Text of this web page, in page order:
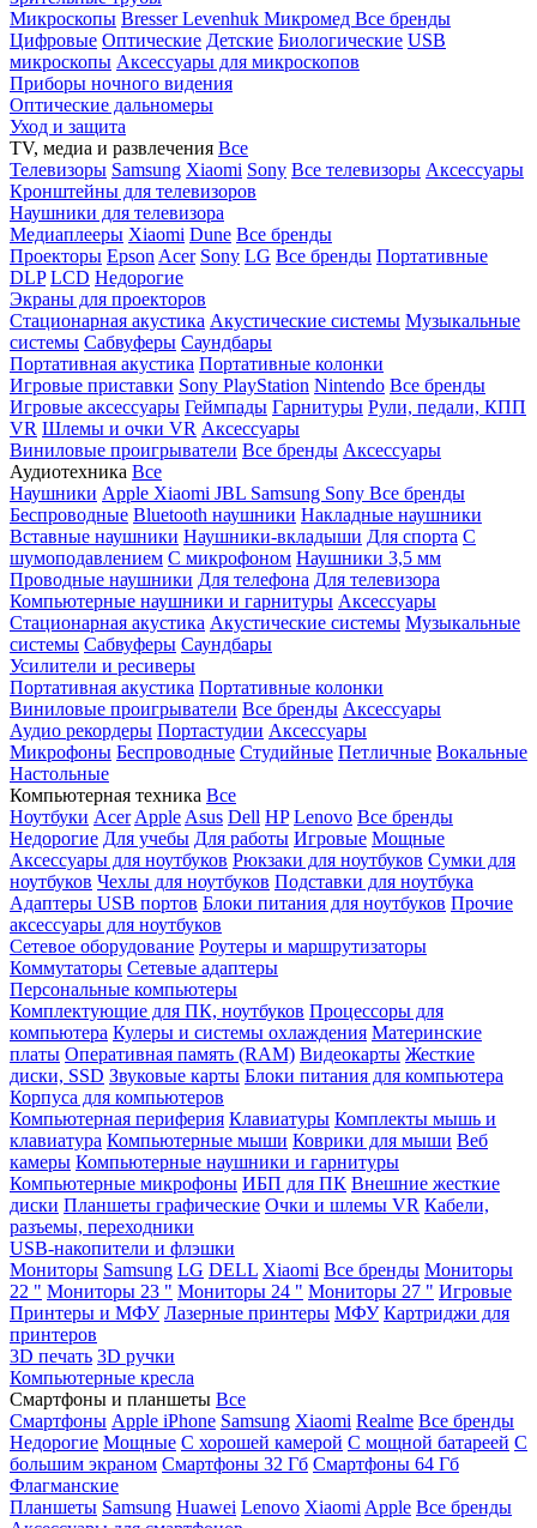
Микроскопы BresserLevenhuk Микромед Все бренды
Цифровые Оптические Детские Биологические USB
микроскопы Аксессуары для микроскопов
Приборы ночного видения
Оптические дальномеры
Уход и защита
TV, медиа и развлечения Все
Телевизоры Samsung Xiaomi Sony Все телевизоры Аксессуары
Кронштейны для телевизоров
Наушники для телевизора
Медиаплееры Xiaomi Dune Все бренды
Проекторы Epson Acer Sony LG Все бренды Портативные
DLP LCD Недорогие
Экраны для проекторов
Стационарная акустика Акустические системы Музыкальные
системы Сабвуферы Саундбары
Портативная акустика Портативные колонки
Игровые приставки Sony PlayStation Nintendo Все бренды
Игровые аксессуары Геймпады Гарнитуры Рули, педали, КПП
VR Шлемы и очки VR Аксессуары
Виниловые проигрыватели Все бренды Аксессуары
Аудиотехника Все
Наушники Apple Xiaomi JBL Samsung Sony Все бренды
Беспроводные Bluetooth наушники Накладные наушники
Вставные наушники Наушники-вкладыши Для спорта С
шумоподавлением С микрофоном Наушники 3,5 мм
Проводные наушники Для телефона Для телевизора
Компьютерные наушники и гарнитуры Аксессуары
Стационарная акустика Акустические системы Музыкальные
системы Сабвуферы Саундбары
Усилители и ресиверы
Портативная акустика Портативные колонки
Виниловые проигрыватели Все бренды Аксессуары
Аудио рекордеры Портастудии Аксессуары
Микрофоны Беспроводные Студийные Петличные Вокальные
Настольные
Компьютерная техника Все
Ноутбуки Acer Apple Asus Dell HP Lenovo Все бренды
Недорогие Для учебы Для работы Игровые Мощные
Аксессуары для ноутбуков Рюкзаки для ноутбуков Сумки для
ноутбуков Чехлы для ноутбуков Подставки для ноутбука
Адаптеры USB портов Блоки питания для ноутбуков Прочие
аксессуары для ноутбуков
Сетевое оборудование Роутеры и маршрутизаторы
Коммутаторы Сетевые адаптеры
Персональные компьютеры
Комплектующие для ПК, ноутбуков Процессоры для
компьютера Кулеры и системы охлаждения Материнские
платы Оперативная память (RAM) Видеокарты Жесткие
диски, SSD Звуковые карты Блоки питания для компьютера
Корпуса для компьютеров
Компьютерная периферия Клавиатуры Комплекты мышь и
клавиатура Компьютерные мыши Коврики для мыши Веб
камеры Компьютерные наушники и гарнитуры
Компьютерные микрофоны ИБП для ПК Внешние жесткие
диски Планшеты графические Очки и шлемы VR Кабели,
разъемы, переходники
USB-накопители и флэшки
Мониторы Samsung LG DELL Xiaomi Все бренды Мониторы
22 " Мониторы 23 " Мониторы 24 " Мониторы 27 " Игровые
Принтеры и МФУ Лазерные принтеры МФУ Картриджи для
принтеров
3D печать 3D ручки
Компьютерные кресла
Смартфоны и планшеты Все
Смартфоны Apple iPhone Samsung Xiaomi Realme Все бренды
Недорогие Мощные С хорошей камерой С мощной батареей С
большим экраном Смартфоны 32 Гб Смартфоны 64 Гб
Флагманские
Планшеты Samsung Huawei Lenovo Xiaomi Apple Все бренды